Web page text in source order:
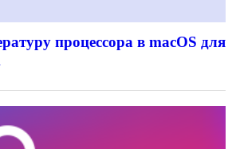
процессора в macOS для